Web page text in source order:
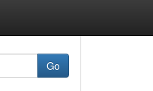
Go